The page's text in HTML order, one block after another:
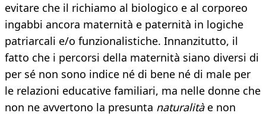
evitare che il richiamo al biologico e al corporeo
ingabbi ancora maternità e paternità in logiche
patriarcali e/o funzionalistiche. Innanzitutto, il
fatto che i percorsi della maternità siano diversi di
per sé non sono indice né di bene né di male per
le relazioni educative familiari, ma nelle donne che
non ne avvertono la presunta naturalitàe non